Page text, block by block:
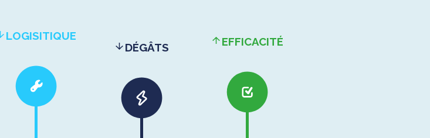
LOGISITIQUE
DÉGÂTS
EFFICACITÉ